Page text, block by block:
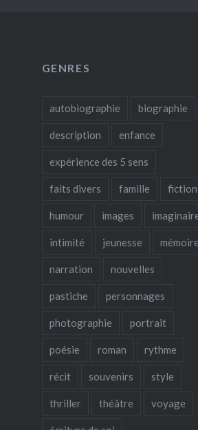
GENRES
autobiographie biographie
description enfance
expérience des 5 sens
faits divers famille fiction
humour images
intimité jeunesse mémoire
narration nouvelles
pastiche personnages
photographie portrait
poésie roman rythme
récit souvenirs style
thriller théâtre voyage